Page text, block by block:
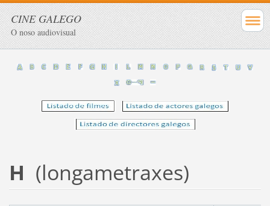
CINE GALEGO
O noso audiovisual
H (longametraxes)